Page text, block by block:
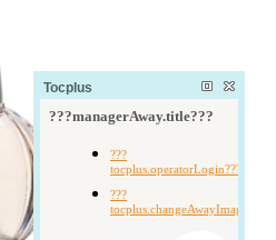
Tocplus